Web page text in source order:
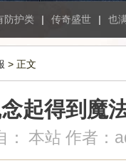
防护类 | 传奇盛世 | 也
> 正文
起得到魔
： 本站 作者：